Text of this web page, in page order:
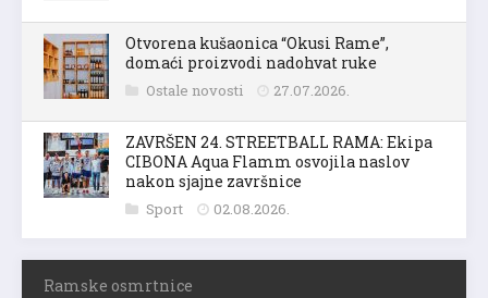
Otvorena kušaonica “Okusi Rame”,
domaći proizvodi nadohvat ruke
Ostale novosti 27.07.2026.
ZAVRŠEN 24. STREETBALL RAMA: Ekipa
CIBONA Aqua Flamm osvojila naslov
nakon sjajne završnice
Sport 02.08.2026.
Ramske osmrtnice